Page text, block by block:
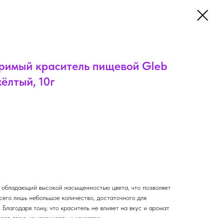
краситель пищевой Gleb
10г
высокой насыщенностью цвета, что позволяет
лишь небольшое количество, достаточного для
тому, что краситель не влияет на вкус и аромат